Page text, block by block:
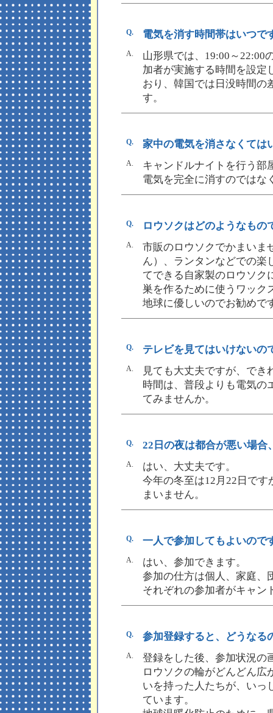
Q. 電気を消す時間帯はいつで
A.
山形県では、19:00～22:00
加者が実施する時間を設定
おり、韓国では日没時間の
す。
Q. 家中の電気を消さなくては
A.
キャンドルナイトを行う部
電気を完全に消すのではな
Q. ロウソクはどのようなもの
A.
市販のロウソクでかまいま
ん）、ランタンなどでの楽
てできる自家製のロウソク
巣を作るために使うワック
地球に優しいのでお勧めで
Q. テレビを見てはいけないの
A.
見ても大丈夫ですが、でき
時間は、普段よりも電気の
てみませんか。
Q. 22日の夜は都合が悪い場合
A.
はい、大丈夫です。
今年の冬至は12月22日で
まいません。
Q. 一人で参加してもよいので
A.
はい、参加できます。
参加の仕方は個人、家庭、
それぞれの参加者がキャン
Q. 参加登録すると、どうなる
A.
登録をした後、参加状況の
ロウソクの輪がどんどん広
いを持った人たちが、いっ
ています。